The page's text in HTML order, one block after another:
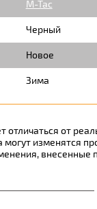
M-Tac
Черный
Новое
Зима
от
изменятся
внесенные